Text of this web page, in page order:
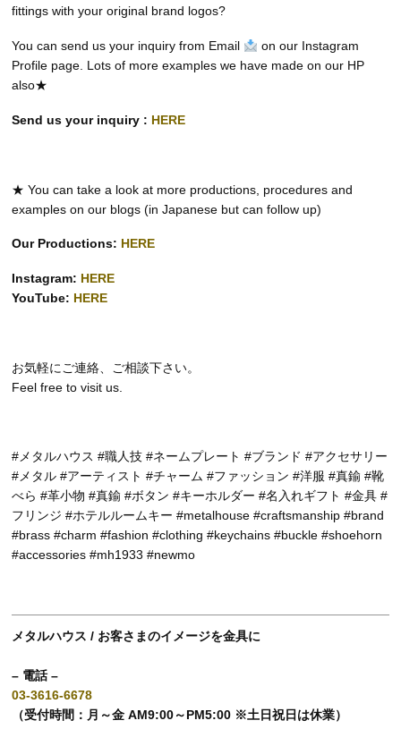
fittings with your original brand logos?
You can send us your inquiry from Email
on our Instagram
Profile page. Lots of more examples we have made on our HP
also★
Send us your inquiry : HERE
★ You can take a look at more productions, procedures and
examples on our blogs (in Japanese but can follow up)
Our Productions: HERE
Instagram: HERE
YouTube: HERE
お気軽にご連絡、ご相談下さい。
Feel free to visit us.
#メタルハウス #職人技 #ネームプレート #ブランド #アクセサリー
#メタル #アーティスト #チャーム #ファッション #洋服 #真鍮 #靴
べら #革小物 #真鍮 #ボタン #キーホルダー #名入れギフト #金具 #
フリンジ #ホテルルームキー #metalhouse #craftsmanship #brand
#brass #charm #fashion #clothing #keychains #buckle #shoehorn
#accessories #mh1933 #newmo
メタルハウス / お客さまのイメージを金具に
– 電話 –
03-3616-6678
（受付時間：月～金 AM9:00～PM5:00 ※土日祝日は休業）